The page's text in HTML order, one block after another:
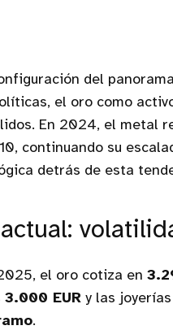
del
el oro como
En 2024, el metal
continuando su
detrás de esta
el oro cotiza en
3.000 EUR y las
.